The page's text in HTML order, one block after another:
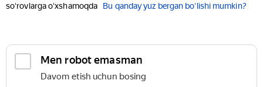
soʻrovlarga oʻxshamoqda
Bu qanday yuz bergan boʻlishi mumkin?
Men robot emasman
Davom etish uchun bosing